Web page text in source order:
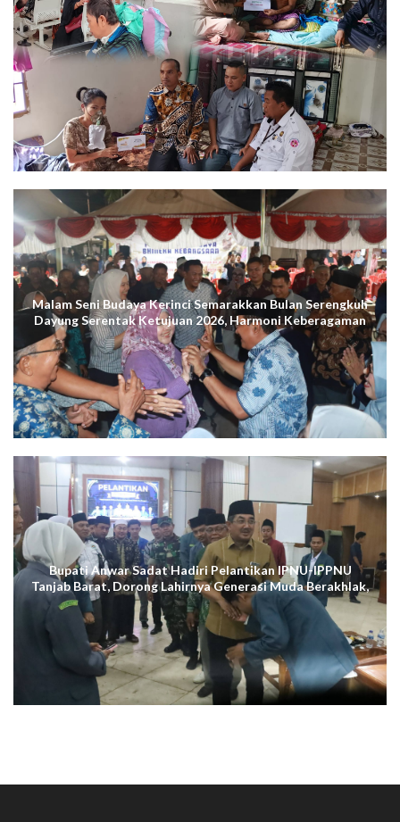
Malam Seni Budaya Kerinci Semarakkan Bulan Serengkuh
Dayung Serentak Ketujuan 2026, Harmoni Keberagaman
Terus Menggema di Kuala Tungkal
Bupati Anwar Sadat Hadiri Pelantikan IPNU-IPPNU
Tanjab Barat, Dorong Lahirnya Generasi Muda Berakhlak,
Cerdas Digital, dan Berdaya Saing